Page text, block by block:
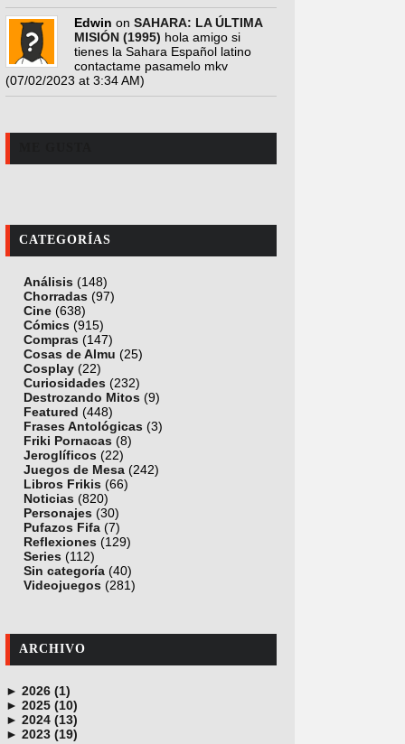
Edwin on SAHARA: LA ÚLTIMA
MISIÓN (1995) hola amigo si
tienes la Sahara Español latino
contactame pasamelo mkv
(07/02/2023 at 3:34 AM)
CATEGORÍAS
Análisis (148)
Chorradas (97)
Cine (638)
Cómics (915)
Compras (147)
Cosas de Almu (25)
Cosplay (22)
Curiosidades (232)
Destrozando Mitos (9)
Featured (448)
Frases Antológicas (3)
Friki Pornacas (8)
Jeroglíficos (22)
Juegos de Mesa (242)
Libros Frikis (66)
Noticias (820)
Personajes (30)
Pufazos Fifa (7)
Reflexiones (129)
Series (112)
Sin categoría (40)
Videojuegos (281)
ARCHIVO
► 2026 (1)
junio (1)
► 2025 (10)
noviembre (1)
octubre (1)
► 2024 (13)
diciembre (4)
► 2023 (19)